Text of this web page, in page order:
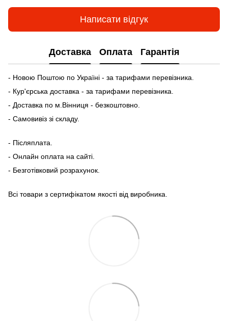
Написати відгук
Доставка Оплата Гарантія
- Новою Поштою по Україні - за тарифами перевізника.
- Кур'єрська доставка - за тарифами перевізника.
- Доставка по м.Вінниця - безкоштовно.
- Самовивіз зі складу.
- Післяплата.
- Онлайн оплата на сайті.
- Безготівковий розрахунок.
Всі товари з сертифікатом якості від виробника.